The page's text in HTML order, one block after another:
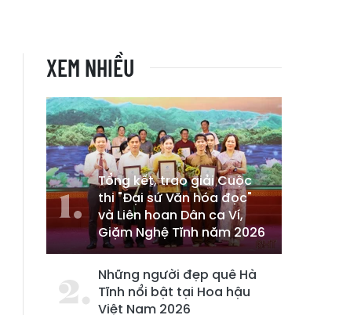
XEM NHIỀU
Tổng kết, trao giải Cuộc
thi "Đại sứ Văn hóa đọc"
và Liên hoan Dân ca Ví,
Giặm Nghệ Tĩnh năm 2026
Những người đẹp quê Hà
Tĩnh nổi bật tại Hoa hậu
Việt Nam 2026